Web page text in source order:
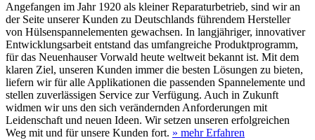
Angefangen im Jahr 1920 als kleiner Reparaturbetrieb, sind wir an
der Seite unserer Kunden zu Deutschlands führendem Hersteller
von Hülsenspannelementen gewachsen. In langjähriger, innovativer
Entwicklungsarbeit entstand das umfangreiche Produktprogramm,
für das Neuenhauser Vorwald heute weltweit bekannt ist. Mit dem
klaren Ziel, unseren Kunden immer die besten Lösungen zu bieten,
liefern wir für alle Applikationen die passenden Spannelemente und
stellen zuverlässigen Service zur Verfügung. Auch in Zukunft
widmen wir uns den sich verändernden Anforderungen mit
Leidenschaft und neuen Ideen. Wir setzen unseren erfolgreichen
Weg mit und für unsere Kunden fort. » mehr Erfahren